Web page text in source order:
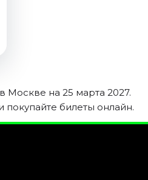
на 25 марта 2027.
билеты онлайн.